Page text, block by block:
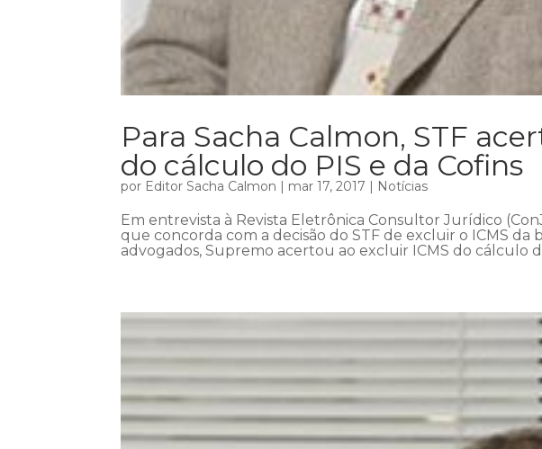
Para Sacha Calmon, STF
do cálculo do PIS e da Cofins
por Editor Sacha Calmon | mar 17, 2017 | Notícias
Em entrevista à Revista Eletrônica Consultor Jurídico
que concorda com a decisão do STF de excluir o ICMS da
advogados, Supremo acertou ao excluir ICMS do cálculo